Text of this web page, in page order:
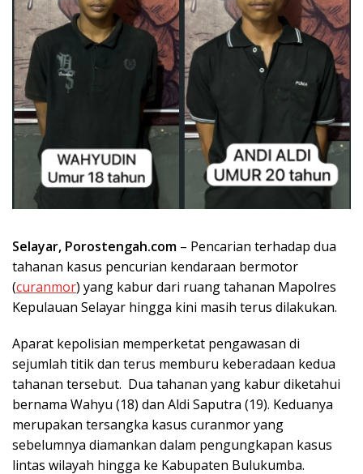
Selayar, Porostengah.com – Pencarian terhadap dua
tahanan kasus pencurian kendaraan bermotor
(curanmor) yang kabur dari ruang tahanan Mapolres
Kepulauan Selayar hingga kini masih terus dilakukan.
Aparat kepolisian memperketat pengawasan di
sejumlah titik dan terus memburu keberadaan kedua
tahanan tersebut. Dua tahanan yang kabur diketahui
bernama Wahyu (18) dan Aldi Saputra (19). Keduanya
merupakan tersangka kasus curanmor yang
sebelumnya diamankan dalam pengungkapan kasus
lintas wilayah hingga ke Kabupaten Bulukumba.